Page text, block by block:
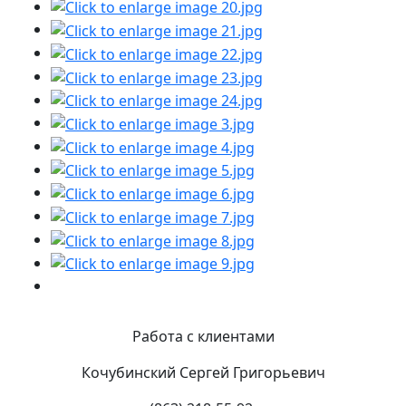
Работа с клиентами
Кочубинский Сергей Григорьевич